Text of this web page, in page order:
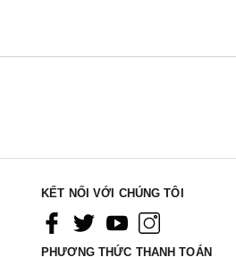
KẾT NỐI VỚI CHÚNG TÔI
PHƯƠNG THỨC THANH TOÁN